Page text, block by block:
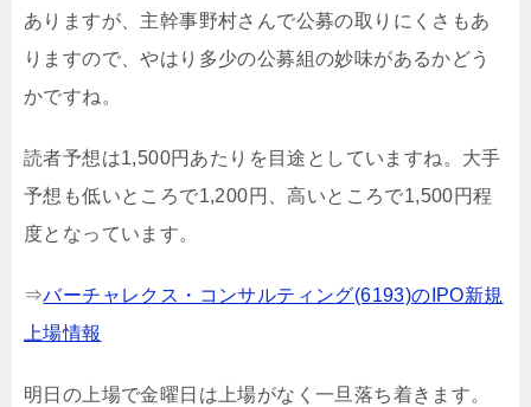
ありますが、主幹事野村さんで公募の取りにくさもあ
りますので、やはり多少の公募組の妙味があるかどう
かですね。
読者予想は1,500円あたりを目途としていますね。大手
予想も低いところで1,200円、高いところで1,500円程
度となっています。
⇒バーチャレクス・コンサルティング(6193)のIPO新規
上場情報
明日の上場で金曜日は上場がなく一旦落ち着きます。